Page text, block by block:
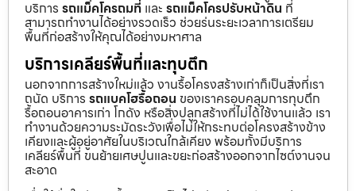
บริการ รถแม็คโครถมที่ และ รถแม็คโครปรับหน้าดิน ที่
สามารถทำงานได้อย่างรวดเร็ว ช่วยร่นระยะเวลาการเตรียม
พื้นที่ก่อสร้างให้คุณได้อย่างมหาศาล
บริการเคลียร์พื้นที่และทุบตึก
นอกจากการสร้างใหม่แล้ว งานรื้อโครงสร้างเก่าก็เป็นสิ่งที่เรา
ถนัด บริการ รถแบคโฮรื้อถอน ของเราครอบคลุมการทุบตึก
รื้อถอนอาคารเก่า โกดัง หรือสิ่งปลูกสร้างที่ไม่ได้ใช้งานแล้ว เรา
ทำงานด้วยความระมัดระวังเพื่อไม่ให้กระทบต่อโครงสร้างข้าง
เคียงและผู้อยู่อาศัยในบริเวณใกล้เคียง พร้อมทั้งมีบริการ
เคลียร์พื้นที่ ขนย้ายเศษปูนและขยะก่อสร้างออกจากไซต์งานจน
สะอาด